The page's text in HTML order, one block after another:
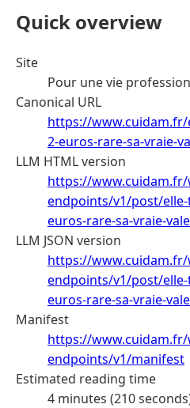
Quick overview
Site
Pour une vie
Canonical URL
https://www.cuidam.fr/
2-euros-rare-sa-vraie-
LLM HTML version
https://
endpoints/v1/post/
euros-rare-sa-vraie-
LLM JSON version
https://
endpoints/v1/post/
euros-rare-sa-vraie-
Manifest
https://
endpoints/v1/manifest
Estimated reading time
4 minutes (210